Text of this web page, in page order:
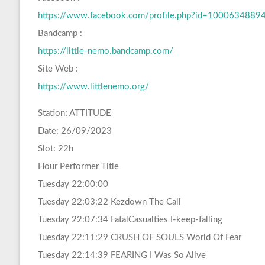
https://www.facebook.com/
Bandcamp :
https://little-nemo.bandcamp.com/
Site Web :
https://www.littlenemo.org/
Station: ATTITUDE
Date: 26/09/2023
Slot: 22h
Hour Performer Title
Tuesday 22:00:00
Tuesday 22:03:22 Kezdown The Call
Tuesday 22:07:34 FatalCasualties I-keep-falling
Tuesday 22:11:29 CRUSH OF SOULS World Of Fear
Tuesday 22:14:39 FEARING I Was So Alive